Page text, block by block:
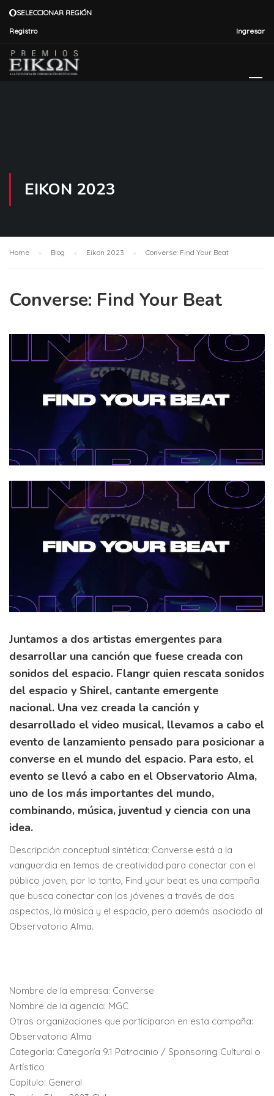
SELECCIONAR REGIÓN
Ingresar
Registro
EIKON 2023
Home Blog Eikon 2023 Converse: Find Your Beat
Converse: Find Your Beat
Juntamos a dos artistas emergentes para
desarrollar una canción que fuese creada con
sonidos del espacio. Flangr quien rescata sonidos
del espacio y Shirel, cantante emergente
nacional. Una vez creada la canción y
desarrollado el video musical, llevamos a cabo el
evento de lanzamiento pensado para posicionar a
converse en el mundo del espacio. Para esto, el
evento se llevó a cabo en el Observatorio Alma,
uno de los más importantes del mundo,
combinando, música, juventud y ciencia con una
idea.
Descripción conceptual sintética: Converse está a la
vanguardia en temas de creatividad para conectar con el
público joven, por lo tanto, Find your beat es una campaña
que busca conectar con los jóvenes a través de dos
aspectos, la música y el espacio, pero además asociado al
Observatorio Alma.
Nombre de la empresa: Converse
Nombre de la agencia: MGC
Otras organizaciones que participaron en esta campaña:
Observatorio Alma
Categoría: Categoría 9.1 Patrocinio / Sponsoring Cultural o
Artístico
Capítulo: General